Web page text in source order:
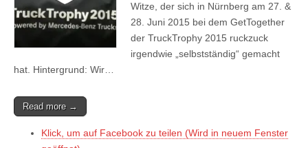
Witze, der sich in Nürnberg am 27. &
28. Juni 2015 bei dem GetTogether
der TruckTrophy 2015 ruckzuck
irgendwie „selbstständig“ gemacht
hat. Hintergrund: Wir…
Read more →
Klick, um auf Facebook zu teilen (Wird in neuem Fenster